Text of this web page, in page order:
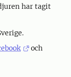
har tagit
och